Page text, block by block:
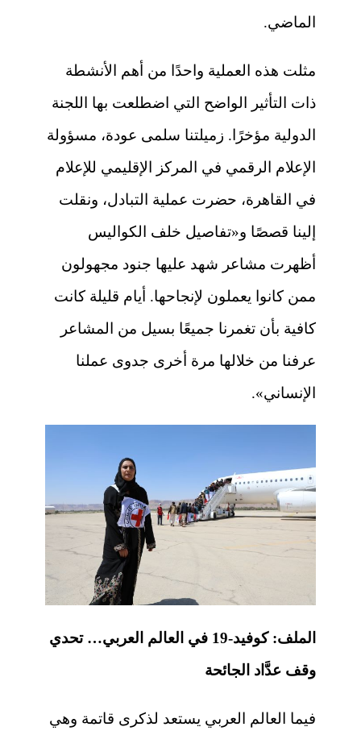
الماضي.
مثلت هذه العملية واحدًا من أهم الأنشطة
ذات التأثير الواضح التي اضطلعت بها اللجنة
الدولية مؤخرًا. زميلتنا سلمى عودة، مسؤولة
الإعلام الرقمي في المركز الإقليمي للإعلام
في القاهرة، حضرت عملية التبادل، ونقلت
إلينا قصصًا و«تفاصيل خلف الكواليس
أظهرت مشاعر شهد عليها جنود مجهولون
ممن كانوا يعملون لإنجاحها. أيام قليلة كانت
كافية بأن تغمرنا جميعًا بسيل من المشاعر
عرفنا من خلالها مرة أخرى جدوى عملنا
الإنساني».
الملف: كوفيد-19 في العالم العربي… تحدي
وقف عدَّاد الجائحة
فيما العالم العربي يستعد لذكرى قاتمة وهي